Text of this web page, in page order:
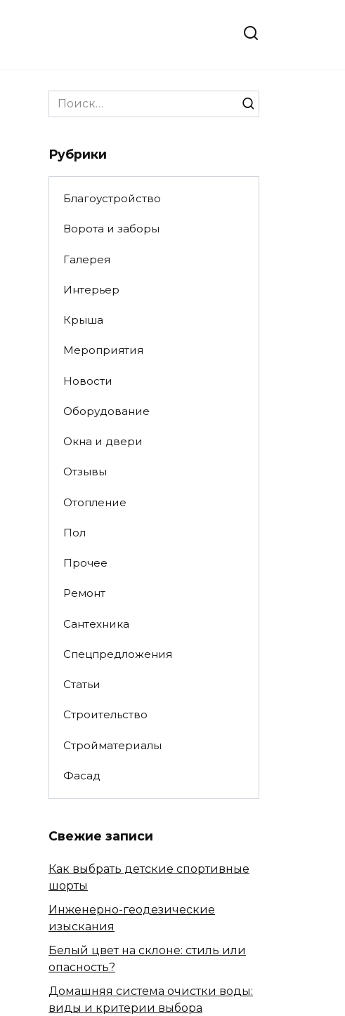
Search
for:
Рубрики
Благоустройство
Ворота и заборы
Галерея
Интерьер
Крыша
Мероприятия
Новости
Оборудование
Окна и двери
Отзывы
Отопление
Пол
Прочее
Ремонт
Сантехника
Спецпредложения
Статьи
Строительство
Стройматериалы
Фасад
Свежие записи
Как выбрать детские спортивные
шорты
Инженерно-геодезические
изыскания
Белый цвет на склоне: стиль или
опасность?
Домашняя система очистки воды:
виды и критерии выбора